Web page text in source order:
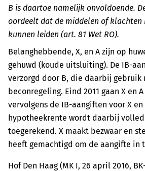
B is daartoe namelijk onvoldoende.
oordeelt dat de middelen of klachten
kunnen leiden (art. 81 Wet RO).
Belanghebbende, X, en A zijn op
gehuwd (koude uitsluiting). De IB-
verzorgd door B, die daarbij gebruik
beconregeling. Eind 2011 gaan X en
vervolgens de IB-aangiften voor X en
hypotheekrente wordt daarbij
toegerekend. X maakt bezwaar en
heeft gemachtigd om de aangifte in
Hof Den Haag (MK I, 26 april 2016,